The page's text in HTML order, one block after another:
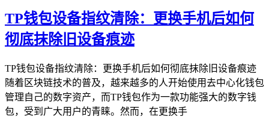
TP钱包设备指纹清除：更换手机后如何
彻底抹除旧设备痕迹
TP钱包设备指纹清除：更换手机后如何彻底抹除旧设备痕迹
随着区块链技术的普及，越来越多的人开始使用去中心化钱包
管理自己的数字资产，而TP钱包作为一款功能强大的数字钱
包，受到广大用户的青睐。然而，在更换手